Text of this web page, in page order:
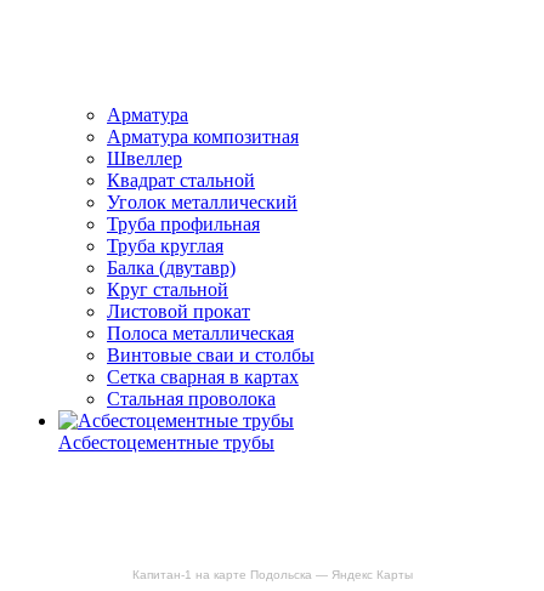
Капитан-1 на карте Подольска — Яндекс Карты
Арматура
Арматура композитная
Швеллер
Квадрат стальной
Уголок металлический
Труба профильная
Труба круглая
Балка (двутавр)
Круг стальной
Листовой прокат
Полоса металлическая
Винтовые сваи и столбы
Сетка сварная в картах
Стальная проволока
Асбестоцементные трубы